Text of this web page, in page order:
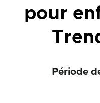
pour
Période